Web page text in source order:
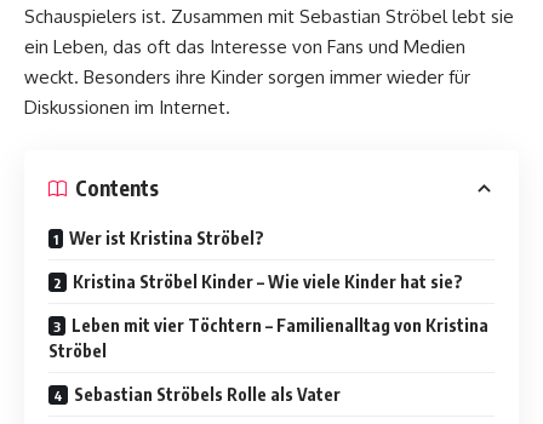
Schauspielers ist. Zusammen mit Sebastian Ströbel lebt sie
ein Leben, das oft das Interesse von Fans und Medien
weckt. Besonders ihre Kinder sorgen immer wieder für
Diskussionen im Internet.
Contents
Wer ist Kristina Ströbel?
Kristina Ströbel Kinder – Wie viele Kinder hat sie?
Leben mit vier Töchtern – Familienalltag von Kristina
Ströbel
Sebastian Ströbels Rolle als Vater